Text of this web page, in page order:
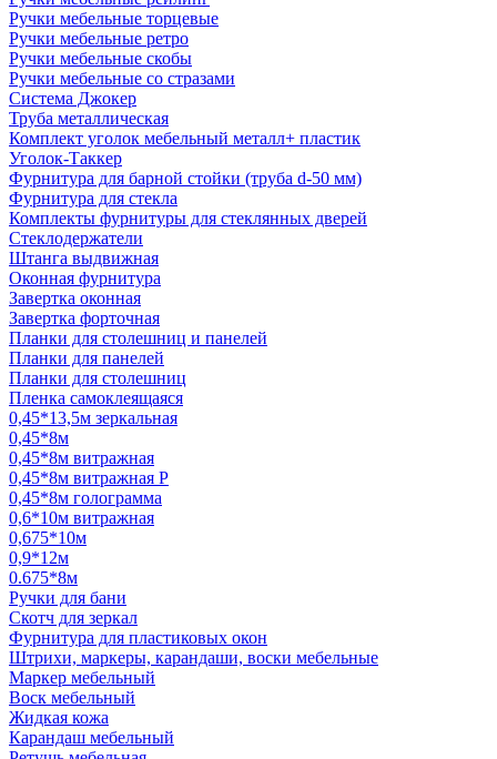
Ручки мебельные торцевые
Ручки мебельные ретро
Ручки мебельные скобы
Ручки мебельные со стразами
Система Джокер
Труба металлическая
Комплект уголок мебельный металл+ пластик
Уголок-Таккер
Фурнитура для барной стойки (труба d-50 мм)
Фурнитура для стекла
Комплекты фурнитуры для стеклянных дверей
Стеклодержатели
Штанга выдвижная
Оконная фурнитура
Завертка оконная
Завертка форточная
Планки для столешниц и панелей
Планки для панелей
Планки для столешниц
Пленка самоклеящаяся
0,45*13,5м зеркальная
0,45*8м
0,45*8м витражная
0,45*8м витражная Р
0,45*8м голограмма
0,6*10м витражная
0,675*10м
0,9*12м
0.675*8м
Ручки для бани
Скотч для зеркал
Фурнитура для пластиковых окон
Штрихи, маркеры, карандаши, воски мебельные
Маркер мебельный
Воск мебельный
Жидкая кожа
Карандаш мебельный